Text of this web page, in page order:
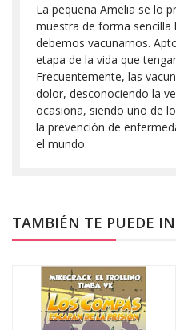
La pequeña Amelia se lo
muestra de forma sencilla
debemos vacunarnos.
etapa de la vida que
Frecuentemente, las
dolor, desconociendo la
ocasiona, siendo uno de
la prevención de
el mundo.
TAMBIÉN TE PUEDE